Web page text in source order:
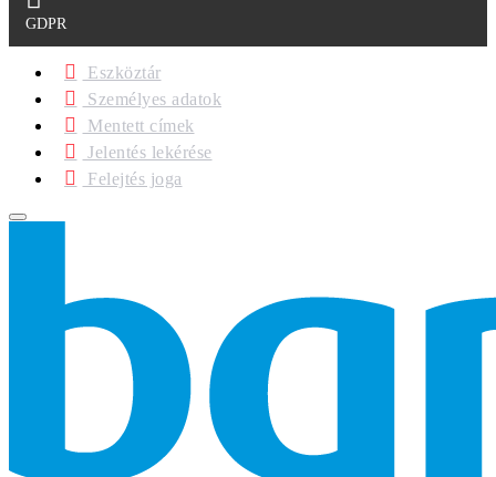
GDPR
Eszköztár
Személyes adatok
Mentett címek
Jelentés lekérése
Felejtés joga